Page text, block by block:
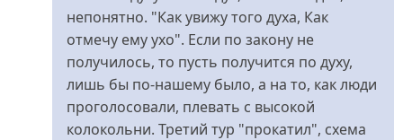
непонятно. "Как увижу того духа, Как
отмечу ему ухо". Если по закону не
получилось, то пусть получится по духу,
лишь бы по-нашему было, а на то, как люди
проголосовали, плевать с высокой
колокольни. Третий тур "прокатил", схема